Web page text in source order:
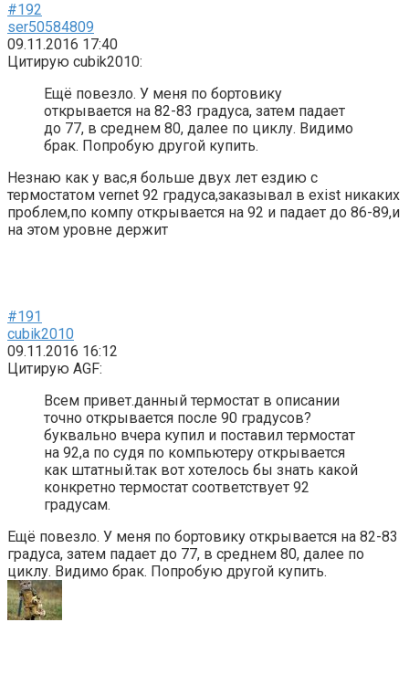
#192
ser50584809
09.11.2016 17:40
Цитирую cubik2010:
Ещё повезло. У меня по бортовику
открывается на 82-83 градуса, затем падает
до 77, в среднем 80, далее по циклу. Видимо
брак. Попробую другой купить.
Незнаю как у вас,я больше двух лет ездию с
термостатом vernet 92 градуса,заказывал в exist никаких
проблем,по компу открывается на 92 и падает до 86-89,и
на этом уровне держит
#191
cubik2010
09.11.2016 16:12
Цитирую AGF:
Всем привет.данный термостат в описании
точно открывается после 90 градусов?
буквально вчера купил и поставил термостат
на 92,а по судя по компьютеру открывается
как штатный.так вот хотелось бы знать какой
конкретно термостат соответствует 92
градусам.
Ещё повезло. У меня по бортовику открывается на 82-83
градуса, затем падает до 77, в среднем 80, далее по
циклу. Видимо брак. Попробую другой купить.